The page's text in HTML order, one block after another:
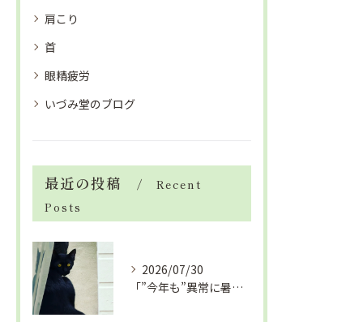
肩こり
首
眼精疲労
いづみ堂のブログ
最近の投稿
Recent
Posts
2026/07/30
「”今年も”異常に暑い夏」酷暑+冷房＝夏風邪、腰痛、ひざの痛...